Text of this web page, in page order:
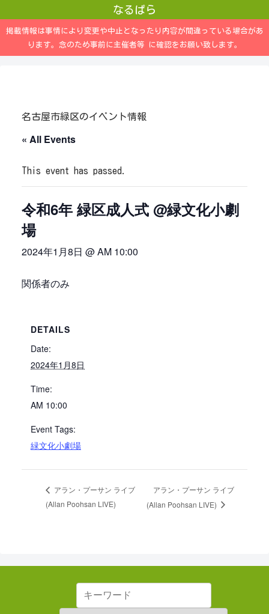
なるぱら
掲載情報は事情により変更や中止となったり内容が間違っている場合があ
ります。念のため事前に主催者等 に確認をお願い致します。
名古屋市緑区のイベント情報
« All Events
This event has passed.
令和6年 緑区成人式 @緑文化小劇
場
2024年1月8日 @ AM 10:00
関係者のみ
DETAILS
Date:
2024年1月8日
Time:
AM 10:00
Event Tags:
緑文化小劇場
アラン・プーサン ライブ
(Allan Poohsan LIVE)
アラン・プーサン ライブ
(Allan Poohsan LIVE)